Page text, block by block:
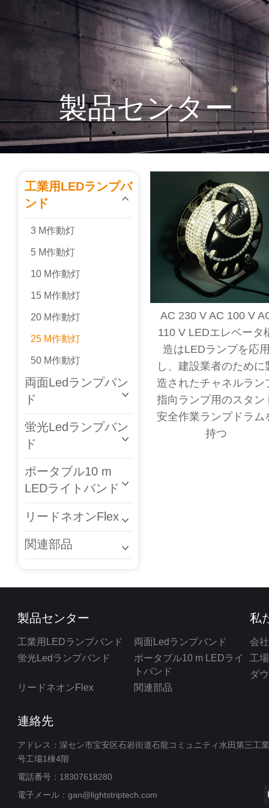
製品センター
工業用LEDランプバ
ンド
3 M作動灯
5 M作動灯
10 M作動灯
15 M作動灯
20 M作動灯
25 M作動灯
50 M作動灯
両面Ledランプバン
ド
蛍光Ledランプバン
ド
ポータブル10 m
LEDライトバンド
リードネオンFlex
関連部品
AC 230 V AC 100 V
110 V LEDエレベータ
造はLEDランプを応
し、建設業者のために
造されたチャネルラン
指向ランプ用のスタン
安全作業ランプドラム
持つ
製品センター
工業用LEDランプバンド
両面Ledランプバンド
蛍光Ledランプバンド
ポータブル10 m LEDライ
トバンド
リードネオンFlex
関連部品
私
会
工場
ダ
連絡先
アドレス：深セン市宝安区石岩街道石龍コミュニティ水田第三工
号工場1棟4階
電話番号：18307618280
電子メール：gan@lightstriptech.com